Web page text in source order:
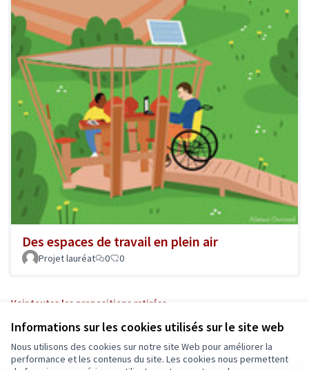
Informations sur les cookies utilisés sur le site web
Nous utilisons des cookies sur notre site Web pour améliorer la
performance et les contenus du site. Les cookies nous permettent
Des espaces de travail en plein air
Projet lauréat 0 0
Voir toutes les propositions retirées
Conditions d'utilisation
Paramètres des cookies